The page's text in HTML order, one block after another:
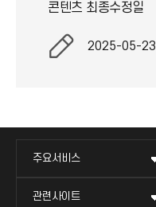
콘텐츠 최종수정일
2025-05-23
주요서비스
관련사이트